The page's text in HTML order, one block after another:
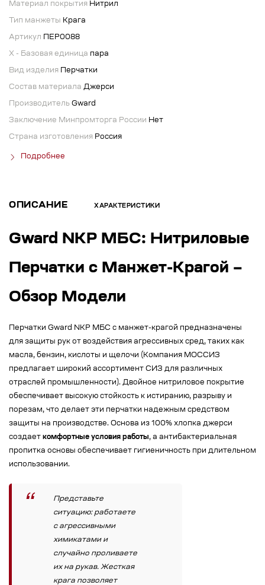
Материал покрытия Нитрил
Тип манжеты Крага
Артикул ПЕР0088
X - Базовая единица пара
Вид изделия Перчатки
Состав материала Джерси
Производитель Gward
Заключение Минпромторга России Нет
Страна изготовления Россия
Подробнее
ОПИСАНИЕ ХАРАКТЕРИСТИКИ
Gward NKP МБС: Нитриловые
Перчатки с Манжет-Крагой –
Обзор Модели
Перчатки Gward NKP МБС с манжет-крагой предназначены
для защиты рук от воздействия агрессивных сред, таких как
масла, бензин, кислоты и щелочи (Компания МОССИЗ
предлагает широкий ассортимент СИЗ для различных
отраслей промышленности). Двойное нитриловое покрытие
обеспечивает высокую стойкость к истиранию, разрыву и
порезам, что делает эти перчатки надежным средством
защиты на производстве. Основа из 100% хлопка джерси
создает комфортные условия работы, а антибактериальная
пропитка основы обеспечивает гигиеничность при длительном
использовании.
Представьте
ситуацию: работаете
с агрессивными
химикатами и
случайно проливаете
их на рукав. Жесткая
крага позволяет